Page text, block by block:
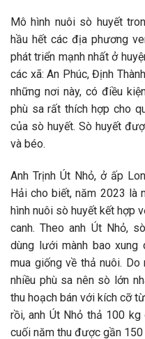
Mô hình nuôi sò huyết
hầu hết các địa phương
phát triển mạnh nhất ở
các xã: An Phúc, Định
những nơi này, có điều
phù sa rất thích hợp cho
của sò huyết. Sò huyết
và béo.
Anh Trịnh Út Nhỏ, ở ấp
Hải cho biết, năm 2023 là
hình nuôi sò huyết kết hợp
canh. Theo anh Út Nhỏ,
dùng lưới mành bao xung
mua giống về thả nuôi.
nhiều phù sa nên sò lớn
thu hoạch bán với kích cỡ
rồi, anh Út Nhỏ thả 100
cuối năm thu được gần 150